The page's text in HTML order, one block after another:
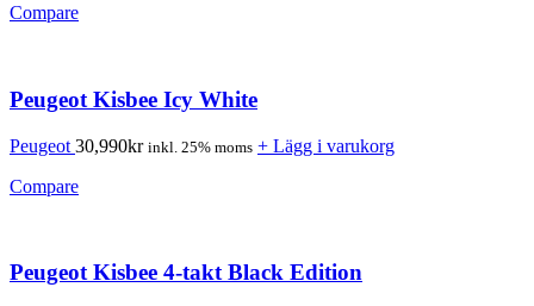
Compare
Peugeot Kisbee Icy White
Peugeot 30,990kr inkl. 25% moms + Lägg i varukorg
Compare
Peugeot Kisbee 4-takt Black Edition